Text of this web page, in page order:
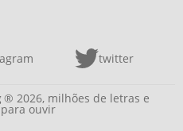
twitter
® 2026, milhões de letras e
ouvir